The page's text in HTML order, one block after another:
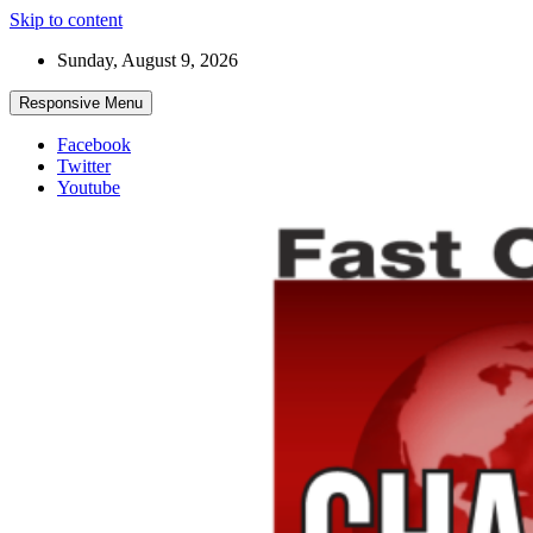
Skip to content
Sunday, August 9, 2026
Responsive Menu
Facebook
Twitter
Youtube